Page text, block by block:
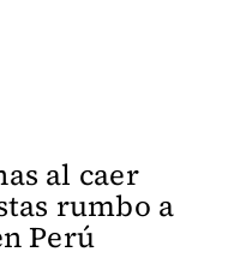
al caer
rumbo a
Perú